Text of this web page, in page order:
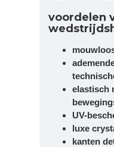
voordelen
elastisch
UV-
luxe
kanten